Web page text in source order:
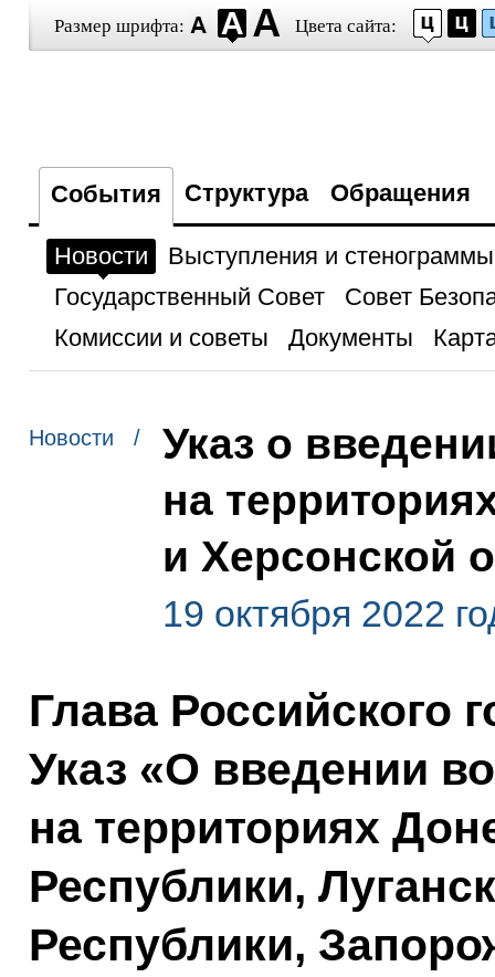
Размер шрифта: Цвета сайта:
События Структура Обращения
Новости
Выступления и стенограммы
Государственный Совет
Совет
Комиссии и советы
Документы
Новости /
Указ о
на
и Херсонской
19 октября 2022
Глава Российского
Указ «О введении
на территориях
Республики,
Республики,